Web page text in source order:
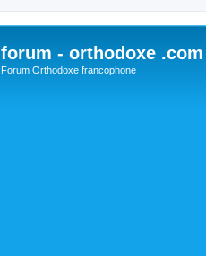
forum - orthodoxe .com
Forum Orthodoxe francophone